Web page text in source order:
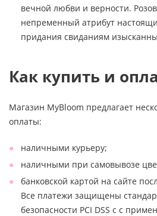
вечной любви и верности.
непременный атрибут
придания свиданиям
Как купить и
Магазин MyBloom предлагает
оплаты:
наличными курьеру;
наличными при самовывозе
банковской картой на сайте
Все платежи защищены
безопасности PCI DSS с с